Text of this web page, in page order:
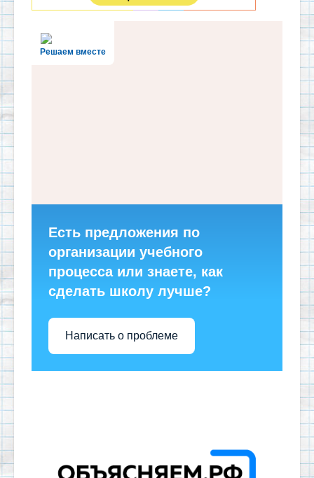
Решаем вместе
Есть предложения по
организации учебного
процесса или знаете, как
сделать школу лучше?
Написать о проблеме